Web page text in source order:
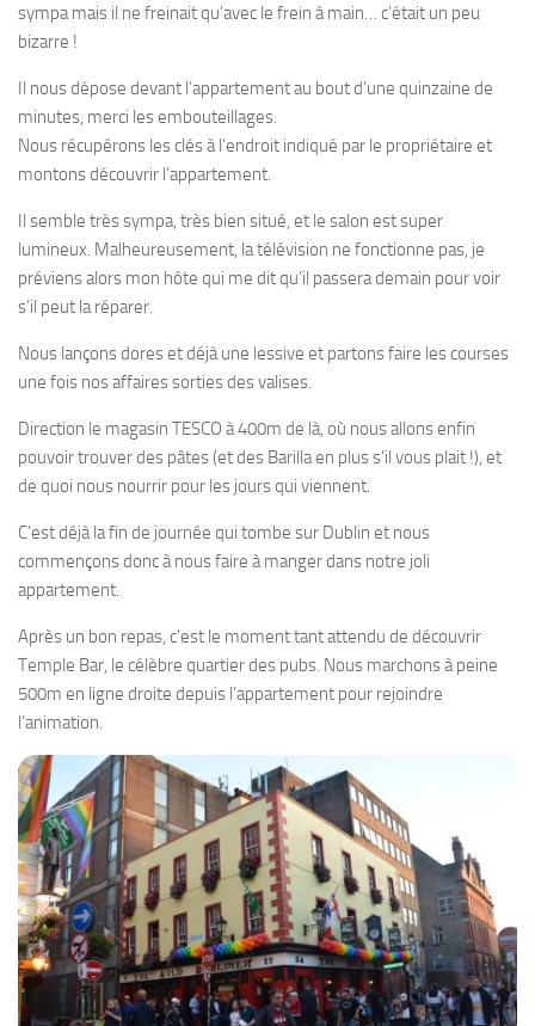
sympa mais il ne freinait qu’avec le frein à main… c’était un peu
bizarre !
Il nous dépose devant l’appartement au bout d’une quinzaine de
minutes, merci les embouteillages.
Nous récupérons les clés à l’endroit indiqué par le propriétaire et
montons découvrir l’appartement.
Il semble très sympa, très bien situé, et le salon est super
lumineux. Malheureusement, la télévision ne fonctionne pas, je
préviens alors mon hôte qui me dit qu’il passera demain pour voir
s’il peut la réparer.
Nous lançons dores et déjà une lessive et partons faire les courses
une fois nos affaires sorties des valises.
Direction le magasin TESCO à 400m de là, où nous allons enfin
pouvoir trouver des pâtes (et des Barilla en plus s’il vous plait !), et
de quoi nous nourrir pour les jours qui viennent.
C’est déjà la fin de journée qui tombe sur Dublin et nous
commençons donc à nous faire à manger dans notre joli
appartement.
Après un bon repas, c’est le moment tant attendu de découvrir
Temple Bar, le célèbre quartier des pubs. Nous marchons à peine
500m en ligne droite depuis l’appartement pour rejoindre
l’animation.